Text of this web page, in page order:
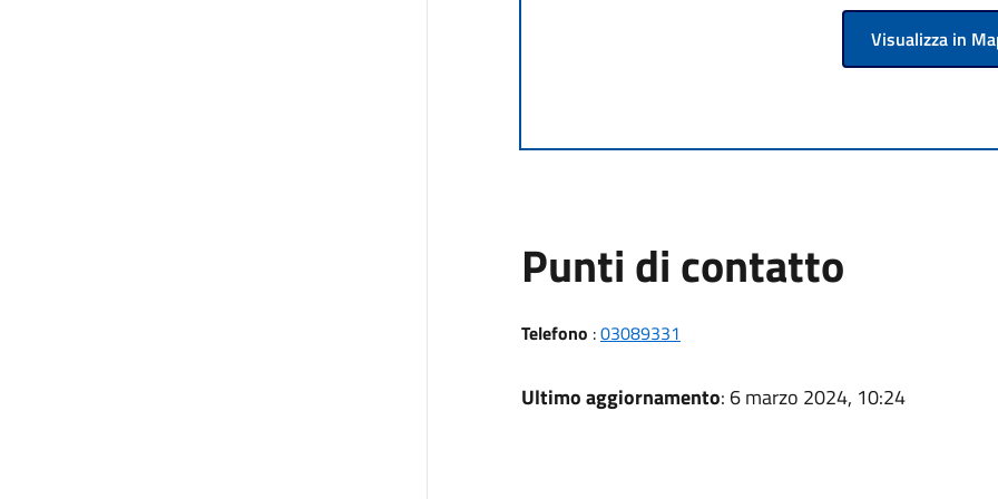
Visualizza in
Punti di contatto
Telefono :03089331
Ultimo aggiornamento: 6 marzo 2024, 10:24